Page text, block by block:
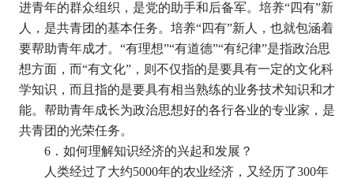
进青年的群众组织，是党的助手和后备军。培养“四有”新
人，是共青团的基本任务。培养“四有”新人，也就包涵着
要帮助青年成才。 “有理想”“有道德”“有纪律”是指政治思
想方面，而“有文化”，则不仅指的是要具有一定的文化科
学知识，而且指的是要具有相当熟练的业务技术知识和才
能。帮助青年成长为政治思想好的各行各业的专业家，是
共青团的光荣任务。
6．如何理解知识经济的兴起和发展？
人类经过了大约5000年的农业经济，又经历了300年